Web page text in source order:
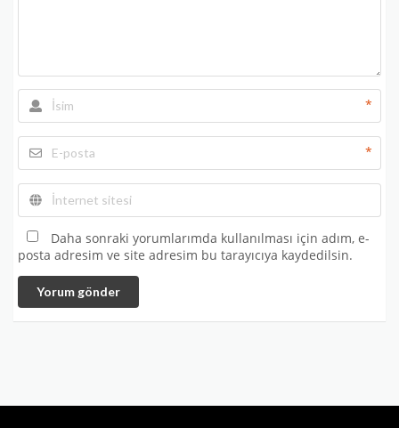
*
*
Daha sonraki yorumlarımda kullanılması için adım, e-
posta adresim ve site adresim bu tarayıcıya kaydedilsin.
Yorum gönder